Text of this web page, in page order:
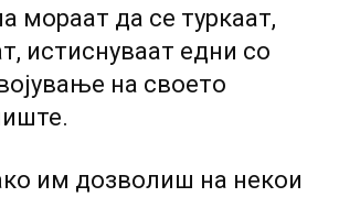
мораат да се туркаат,
истиснуваат едни со
на своето
им дозволиш на некои